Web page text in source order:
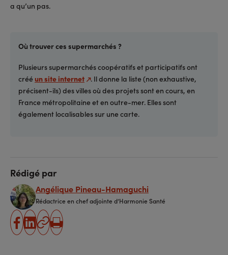
a qu’un pas.
Où trouver ces supermarchés ?
Plusieurs supermarchés coopératifs et participatifs ont
crééun site internet . Il donne la liste (non exhaustive,
précisent-ils) des villes où des projets sont en cours, en
France métropolitaine et en outre-mer. Elles sont
également localisables sur une carte.
Rédigé par
Angélique Pineau-Hamaguchi
Rédactrice en chef adjointe d’Harmonie Santé
partager
partager
Copier
Imprimer